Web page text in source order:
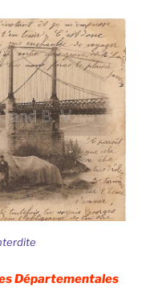
Départementales